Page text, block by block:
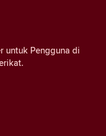
untuk Pengguna di